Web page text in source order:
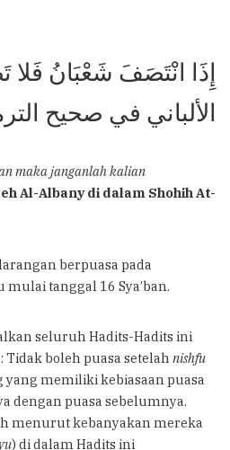
إِذَا انْتَصَفَ شَعْبَانُ
الألباني في صحيح
maka janganlah kalian
Al-Albany di dalam Shohih At-
berpuasa pada
mulai tanggal 16 Sya’ban.
seluruh Hadits-Hadits ini
boleh puasa setelah nishfu
yang memiliki kebiasaan puasa
dengan puasa sebelumnya.
menurut kebanyakan mereka
) di dalam Hadits ini